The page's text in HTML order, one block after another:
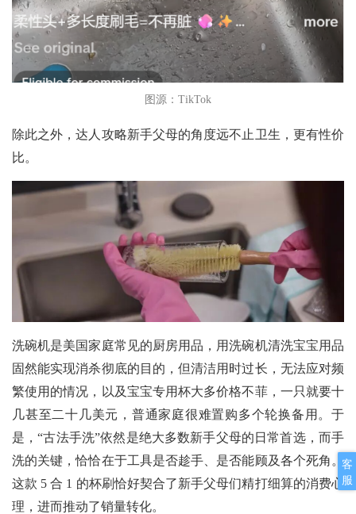
客
服
图源：TikTok
除此之外，达人攻略新手父母的角度远不止卫生，更有性价
比。
洗碗机是美国家庭常见的厨房用品，用洗碗机清洗宝宝用品
固然能实现消杀彻底的目的，但清洁用时过长，无法应对频
繁使用的情况，以及宝宝专用杯大多价格不菲，一只就要十
几甚至二十几美元，普通家庭很难置购多个轮换备用。于
是，“古法手洗”依然是绝大多数新手父母的日常首选，而手
洗的关键，恰恰在于工具是否趁手、是否能顾及各个死角。
这款 5 合 1 的杯刷恰好契合了新手父母们精打细算的消费心
理，进而推动了销量转化。